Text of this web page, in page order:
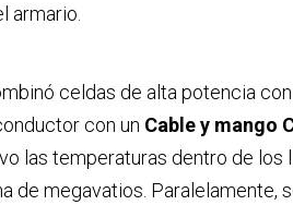
armario.
celdas de alta potencia
con un Cable y mango
las temperaturas dentro de
de megavatios. Paralelamente,